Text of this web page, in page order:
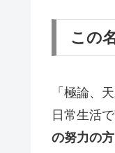
この
「極論、
日常生活
の努力の